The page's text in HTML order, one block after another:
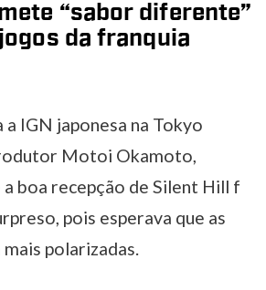
“sabor diferente”
da franquia
IGN japonesa na Tokyo
Motoi Okamoto,
boa recepção de Silent Hill f
pois esperava que as
polarizadas.